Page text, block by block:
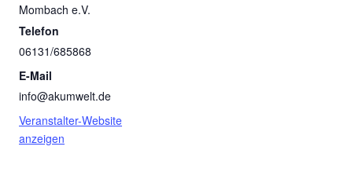
Mombach e.V.
Telefon
06131/685868
E-Mail
info@akumwelt.de
Veranstalter-Website
anzeigen